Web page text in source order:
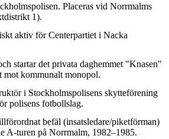
Placeras vid Norrmalms
1).
aktiv för Centerpartiet i Nacka
startar det privata daghemmet "Knasen"
mot kommunalt monopol.
i Stockholmspolisens skytteförening
polisens fotbollslag.
befäl (insatsledare/piketförman)
A-turen på Norrmalm, 1982–1985.